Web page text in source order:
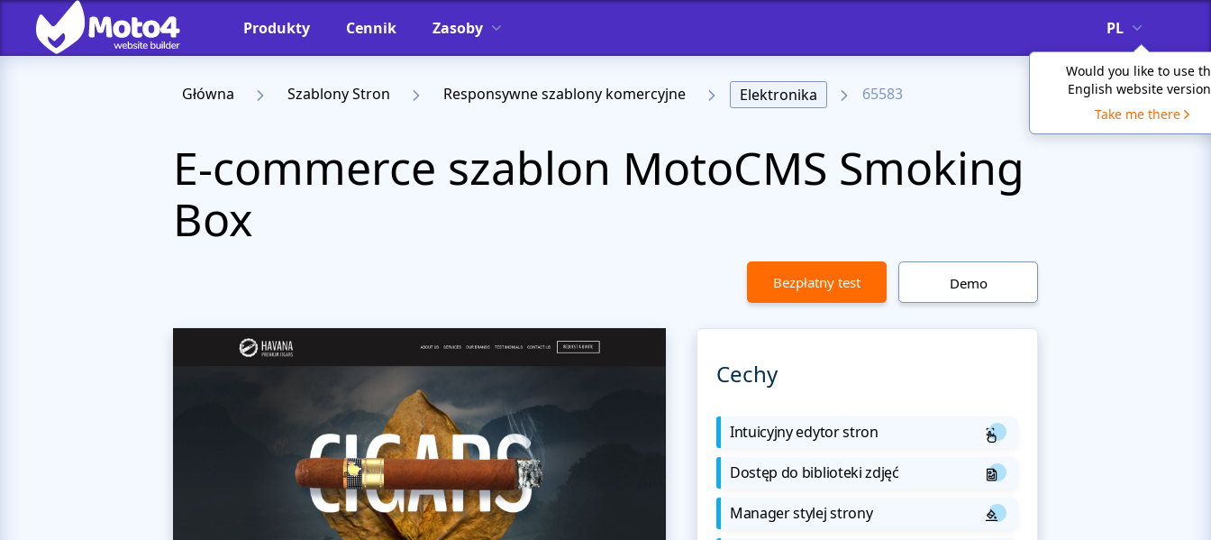
Produkty Cennik Zasoby PL
Would you like to use
English website
Take me there
Główna Szablony Stron Responsywne szablony komercyjne Elektronika 65583
E-commerce szablon MotoCMS Smoking
Box
Bezpłatny test Demo
Cechy
Intuicyjny edytor stron
Dostęp do biblioteki zdjęć
Manager stylej strony